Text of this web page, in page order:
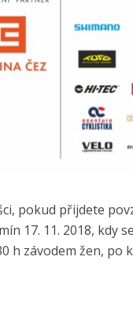
pokud přijdete
17. 11. 2018,
h závodem žen, po